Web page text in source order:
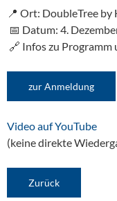
📍 Ort: DoubleTree
📅 Datum: 4.
🔗 Infos zu Programm
zur Anmeldung
Video auf YouTube
(keine direkte
Zurück